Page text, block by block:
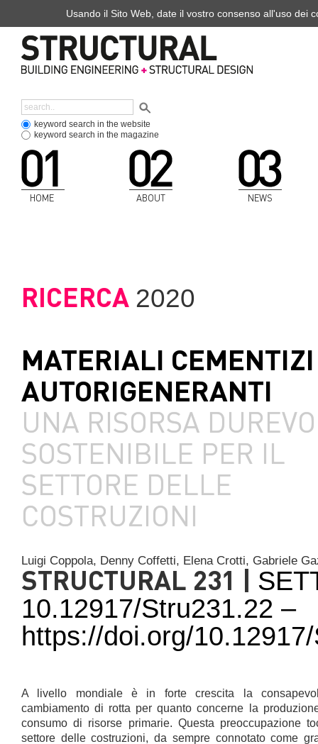
keyword search in the website
keyword search in the magazine
HOME ABOUT NEWS
RICERCA 2020
MATERIALI CEMENTIZI
AUTORIGENERANTI
UNA RISORSA
SOSTENIBILE PER IL
SETTORE DELLE
COSTRUZIONI
Luigi Coppola, Denny Coffetti, Elena Crotti, Gabriele
STRUCTURAL 231 |
10.12917/Stru231.22 –
https://doi.org/
A livello mondiale è in forte crescita la
cambiamento di rotta per quanto concerne la
consumo di risorse primarie. Questa preoccupazione
settore delle costruzioni, da sempre connotato come
Usando il Sito Web, date il vostro consenso all'uso